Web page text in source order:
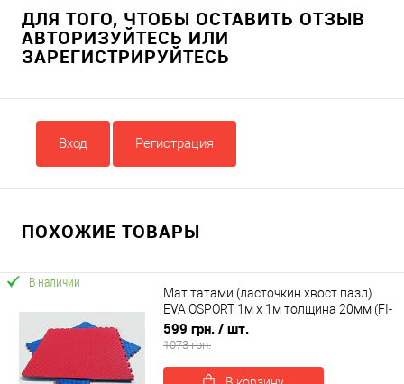
ДЛЯ ТОГО, ЧТОБЫ ОСТАВИТЬ ОТЗЫВ
АВТОРИЗУЙТЕСЬ ИЛИ
ЗАРЕГИСТРИРУЙТЕСЬ
Вход Регистрация
ПОХОЖИЕ ТОВАРЫ
В наличии
Мат татами (ласточкин хвост пазл)
EVA OSPORT 1м х 1м толщина 20мм (FI-
0010-20)
599 грн. / шт.
1073 грн.